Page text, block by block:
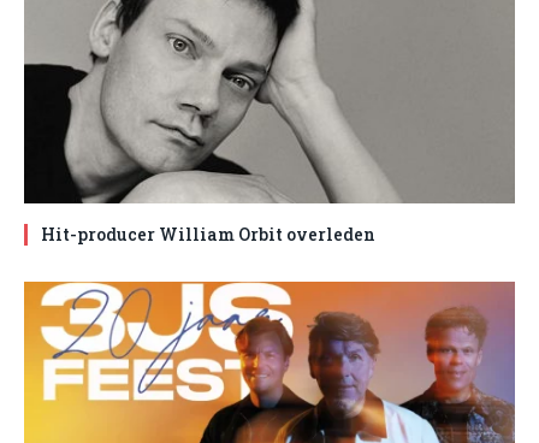
Hit-producer William Orbit overleden